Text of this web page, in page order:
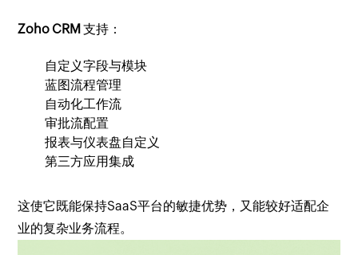
Zoho CRM 支持：
自定义字段与模块
蓝图流程管理
自动化工作流
审批流配置
报表与仪表盘自定义
第三方应用集成
这使它既能保持SaaS平台的敏捷优势，又能较好适配企
业的复杂业务流程。